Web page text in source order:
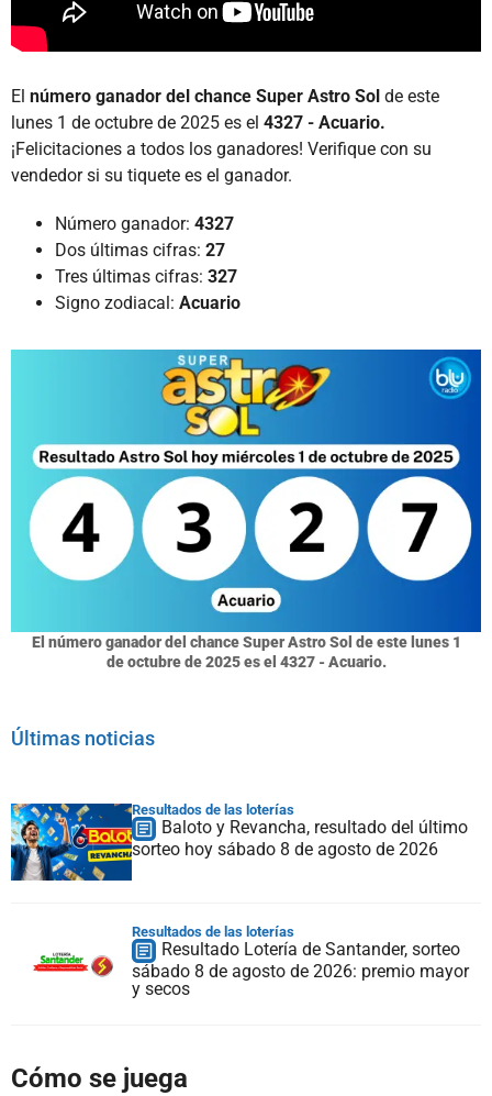
El número ganador del chance Super Astro Sol de este
lunes 1 de octubre de 2025 es el 4327 - Acuario.
¡Felicitaciones a todos los ganadores! Verifique con su
vendedor si su tiquete es el ganador.
Número ganador: 4327
Dos últimas cifras: 27
Tres últimas cifras: 327
Signo zodiacal: Acuario
El número ganador del chance Super Astro Sol de este lunes 1
de octubre de 2025 es el 4327 - Acuario.
Últimas noticias
Resultados de las loterías
Baloto y Revancha, resultado del último
sorteo hoy sábado 8 de agosto de 2026
Resultados de las loterías
Resultado Lotería de Santander, sorteo
sábado 8 de agosto de 2026: premio mayor
y secos
Cómo se juega